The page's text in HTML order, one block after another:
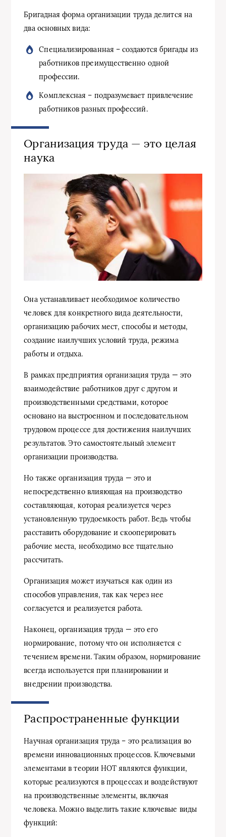
Бригадная форма организации труда делится на
два основных вида:
Специализированная – создаются бригады из
работников преимущественно одной
профессии.
Комплексная – подразумевает привлечение
работников разных профессий.
Организация труда — это целая
наука
Она устанавливает необходимое количество
человек для конкретного вида деятельности,
организацию рабочих мест, способы и методы,
создание наилучших условий труда, режима
работы и отдыха.
В рамках предприятия организация труда — это
взаимодействие работников друг с другом и
производственными средствами, которое
основано на выстроенном и последовательном
трудовом процессе для достижения наилучших
результатов. Это самостоятельный элемент
организации производства.
Но также организация труда — это и
непосредственно влияющая на производство
составляющая, которая реализуется через
установленную трудоемкость работ. Ведь чтобы
расставить оборудование и скооперировать
рабочие места, необходимо все тщательно
рассчитать.
Организация может изучаться как один из
способов управления, так как через нее
согласуется и реализуется работа.
Наконец, организация труда — это его
нормирование, потому что он исполняется с
течением времени. Таким образом, нормирование
всегда используется при планировании и
внедрении производства.
Распространенные функции
Научная организация труда – это реализация во
времени инновационных процессов. Ключевыми
элементами в теории НОТ являются функции,
которые реализуются в процессах и воздействуют
на производственные элементы, включая
человека. Можно выделить такие ключевые виды
функций: